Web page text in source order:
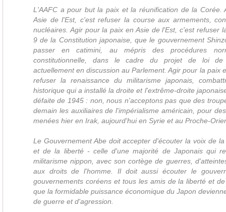
L'AAFC a pour but la paix et la réunification de la Corée.
Asie de l'Est, c'est refuser la course aux armements,
nucléaires. Agir pour la paix en Asie de l'Est, c'est refuser
9 de la Constitution japonaise, que le gouvernement
passer en catimini, au mépris des procédures
constitutionnelle, dans le cadre du projet de loi de
actuellement en discussion au Parlement. Agir pour la paix
refuser la renaissance du militarisme japonais,
historique qui a installé la droite et l'extrême-droite
défaite de 1945 : non, nous n'acceptons pas que des
demain les auxiliaires de l'impérialisme américain, pour
menées hier en Irak, aujourd'hui en Syrie et au Proche-
Le Gouvernement Abe doit accepter d'écouter la voix de
et de la liberté - celle d'une majorité de Japonais qui
militarisme nippon, avec son cortège de guerres,
aux droits de l'homme. Il doit aussi écouter le
gouvernements coréens et tous les amis de la liberté et
que la formidable puissance économique du Japon
de guerre et d'agression.